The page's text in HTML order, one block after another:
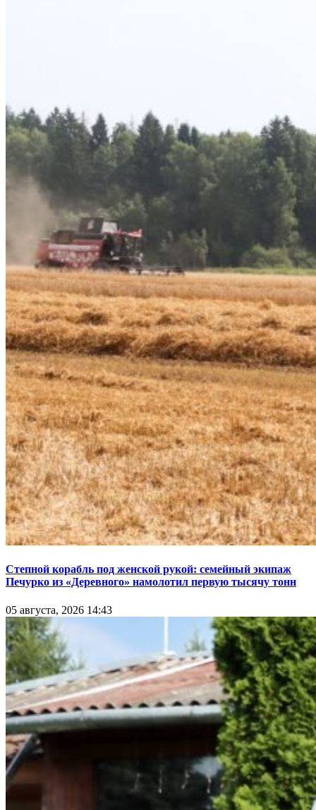
Степной корабль под женской рукой: семейный экипаж
Печурко из «Деревного» намолотил первую тысячу тонн
05 августа, 2026 14:43